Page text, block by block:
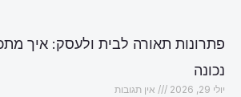
פתרונות תאורה לבית ולעסק: איך
נכונה
יולי 29, 2026 אין תגובות